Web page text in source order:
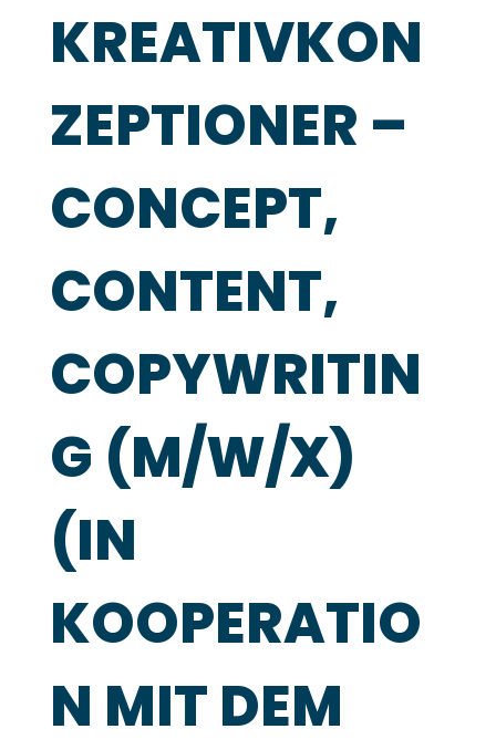
KREATIVKON
ZEPTIONER –
CONCEPT,
CONTENT,
COPYWRITIN
G (M/W/X)
(IN
KOOPERATIO
N MIT DEM